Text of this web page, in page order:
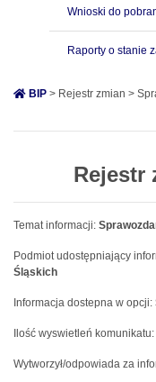
Wnioski do
Raporty o stanie
BIP > Rejestr zmian >
Rejestr
Temat informacji:
Podmiot udostępniający
Śląskich
Informacja dostepna w opcji:
Ilość wyswietleń komunikatu:
Wytworzył/odpowiada za